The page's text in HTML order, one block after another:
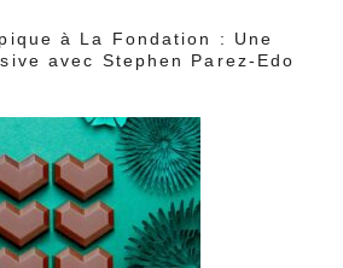
à La Fondation : Une
avec Stephen Parez-Edo